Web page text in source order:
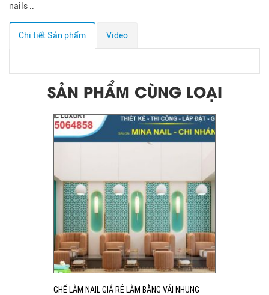
nails ..
Chi tiết Sản phẩm Video
SẢN PHẨM CÙNG LOẠI
GHẾ LÀM NAIL GIÁ RẺ LÀM BẰNG VẢI NHUNG